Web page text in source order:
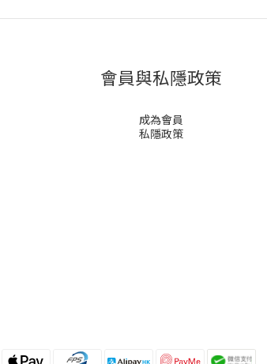
會員與私隱政策
成為會員
私隱政策